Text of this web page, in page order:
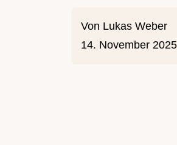
Von Lukas Weber
14. November 2025